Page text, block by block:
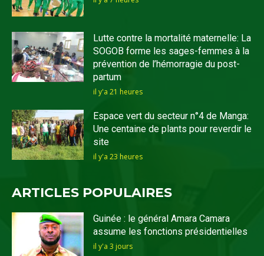
Lutte contre la mortalité maternelle: La
SOGOB forme les sages-femmes à la
prévention de l’hémorragie du post-
partum
il y'a 21 heures
Espace vert du secteur n°4 de Manga:
Une centaine de plants pour reverdir le
site
il y'a 23 heures
ARTICLES POPULAIRES
Guinée : le général Amara Camara
assume les fonctions présidentielles
il y'a 3 jours